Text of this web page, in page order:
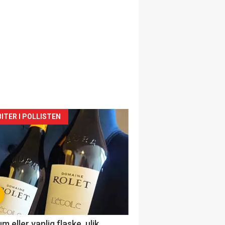
I POLLISTEN